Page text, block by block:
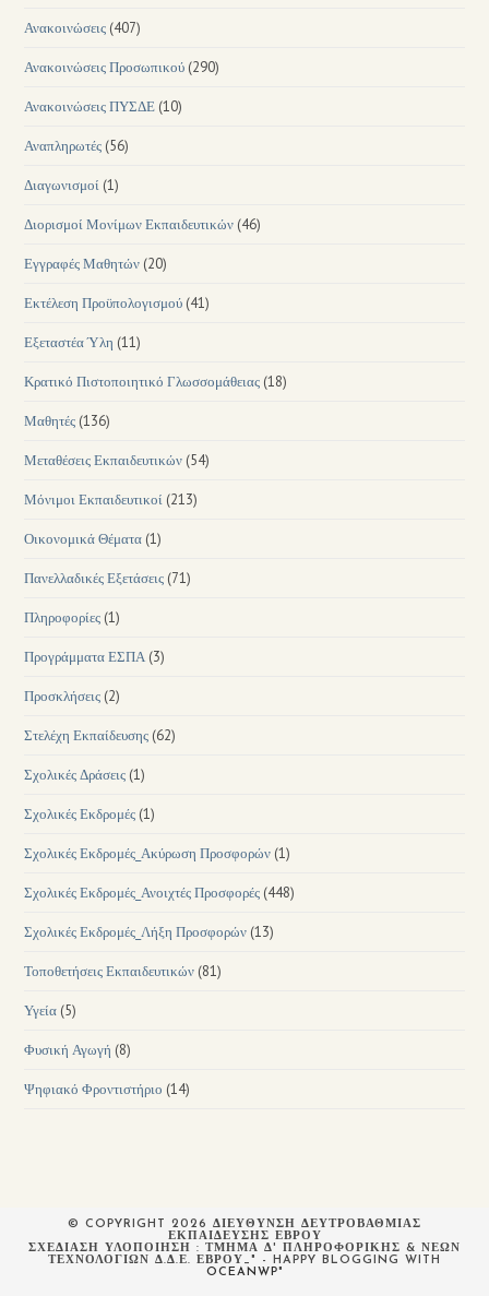
Ανακοινώσεις (407)
Ανακοινώσεις Προσωπικού (290)
Ανακοινώσεις ΠΥΣΔΕ (10)
Αναπληρωτές (56)
Διαγωνισμοί (1)
Διορισμοί Μονίμων Εκπαιδευτικών (46)
Εγγραφές Μαθητών (20)
Εκτέλεση Προϋπολογισμού (41)
Εξεταστέα Ύλη (11)
Κρατικό Πιστοποιητικό Γλωσσομάθειας (18)
Μαθητές (136)
Μεταθέσεις Εκπαιδευτικών (54)
Μόνιμοι Εκπαιδευτικοί (213)
Οικονομικά Θέματα (1)
Πανελλαδικές Εξετάσεις (71)
Πληροφορίες (1)
Προγράμματα ΕΣΠΑ (3)
Προσκλήσεις (2)
Στελέχη Εκπαίδευσης (62)
Σχολικές Δράσεις (1)
Σχολικές Εκδρομές (1)
Σχολικές Εκδρομές_Ακύρωση Προσφορών (1)
Σχολικές Εκδρομές_Ανοιχτές Προσφορές (448)
Σχολικές Εκδρομές_Λήξη Προσφορών (13)
Τοποθετήσεις Εκπαιδευτικών (81)
Υγεία (5)
Φυσική Αγωγή (8)
Ψηφιακό Φροντιστήριο (14)
© COPYRIGHT 2026 ΔΙΕΥΘΥΝΣΗ ΔΕΥΤΡΟΒΑΘΜΙΑΣ
ΕΚΠΑΙΔΕΥΣΗΣ ΕΒΡΟΥ
ΣΧΕΔΙΆΣΗ ΥΛΟΠΟΊΗΣΗ : ΤΜΉΜΑ Δ' ΠΛΗΡΟΦΟΡΙΚΉΣ & ΝΈΩΝ
ΤΕΧΝΟΛΟΓΙΏΝ Δ.Δ.Ε. ΈΒΡΟΥ_" - HAPPY BLOGGING WITH
OCEANWP"